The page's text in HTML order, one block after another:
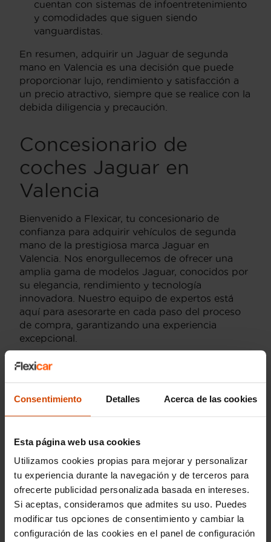
Consentimiento Detalles Acerca de las cookies
Esta página web usa cookies
Utilizamos cookies propias para mejorar y personalizar
tu experiencia durante la navegación y de terceros para
ofrecerte publicidad personalizada basada en intereses.
Si aceptas, consideramos que admites su uso. Puedes
modificar tus opciones de consentimiento y cambiar la
configuración de las cookies en el panel de configuración
cuentan con sistemas de infoentretenimiento
y comodidades que siguen siendo
vanguardistas.
En resumen, adquirir un Jaguar de segunda
mano en Valencia es una decisión que puede
proporcionar lujo, rendimiento y satisfacción a
un precio atractivo, siempre que se realice con la
debida diligencia y precaución.
Concesionario de
coches Jaguar en
Valencia
Bienvenido a Flexicar, tu concesionario de
confianza para adquirir vehículos de segunda
mano de la prestigiosa marca Jaguar en
Valencia. Nos enorgullecemos de ofrecer una
amplia gama de modelos Jaguar, conocidos por
su elegancia, rendimiento y tecnología
innovadora. Nuestro equipo de expertos está
aquí para asesorarte en cada paso del proceso
de compra, garantizando una experiencia
excepcional.
Modelos más buscados
de Jaguar
demandados incluyen el icónico
versatilidad; elJaguar XE, una berlina compacta
que ofrece una combinación perfecta de
rendimiento y tecnología avanzada; y elJaguar
E-PACE, un SUV compacto con un diseño
deportivo y un interior sofisticado. Cada uno de
estos modelos está diseñado para ofrecer una